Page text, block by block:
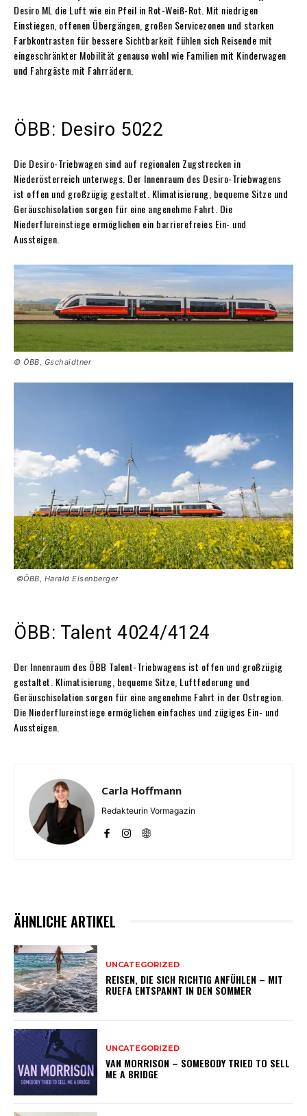
Desiro ML die Luft wie ein Pfeil in Rot-Weiß-Rot. Mit niedrigen
Einstiegen, offenen Übergängen, großen Servicezonen und starken
Farbkontrasten für bessere Sichtbarkeit fühlen sich Reisende mit
eingeschränkter Mobilität genauso wohl wie Familien mit Kinderwagen
und Fahrgäste mit Fahrrädern.
ÖBB: Desiro 5022
Die Desiro-Triebwagen sind auf regionalen Zugstrecken in
Niederösterreich unterwegs. Der Innenraum des Desiro-Triebwagens
ist offen und großzügig gestaltet. Klimatisierung, bequeme Sitze und
Geräuschisolation sorgen für eine angenehme Fahrt. Die
Niederflureinstiege ermöglichen ein barrierefreies Ein- und
Aussteigen.
© ÖBB, Gschaidtner
©ÖBB, Harald Eisenberger
ÖBB: Talent 4024/4124
Der Innenraum des ÖBB Talent-Triebwagens ist offen und großzügig
gestaltet. Klimatisierung, bequeme Sitze, Luftfederung und
Geräuschisolation sorgen für eine angenehme Fahrt in der Ostregion.
Die Niederflureinstiege ermöglichen einfaches und zügiges Ein- und
Aussteigen.
Carla Hoffmann
Redakteurin Vormagazin
ÄHNLICHE ARTIKEL
UNCATEGORIZED
REISEN, DIE SICH RICHTIG ANFÜHLEN – MIT
RUEFA ENTSPANNT IN DEN SOMMER
UNCATEGORIZED
VAN MORRISON – SOMEBODY TRIED TO SELL
ME A BRIDGE